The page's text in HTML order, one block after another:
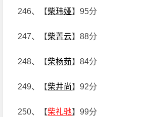
246、【柴玮娅】95分
247、【柴菁云】88分
248、【柴杨茹】84分
249、【柴井尚】92分
250、【柴礼驰】99分